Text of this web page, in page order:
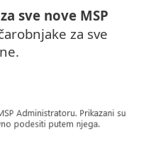
sve nove MSP
za sve